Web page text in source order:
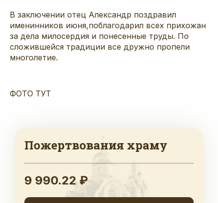
В заключении отец Александр поздравил
именинников июня,поблагодарил всех прихожан
за дела милосердия и понесенные труды. По
сложившейся традиции все дружно пропели
многолетие.
ФОТО ТУТ
Пожертвования храму
9 990.22 ₽